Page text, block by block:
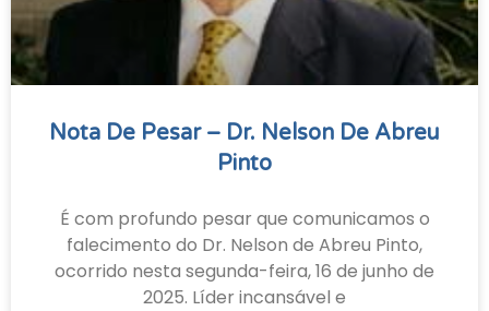
Nota De Pesar – Dr. Nelson De Abreu
Pinto
É com profundo pesar que comunicamos o
falecimento do Dr. Nelson de Abreu Pinto,
ocorrido nesta segunda-feira, 16 de junho de
2025. Líder incansável e